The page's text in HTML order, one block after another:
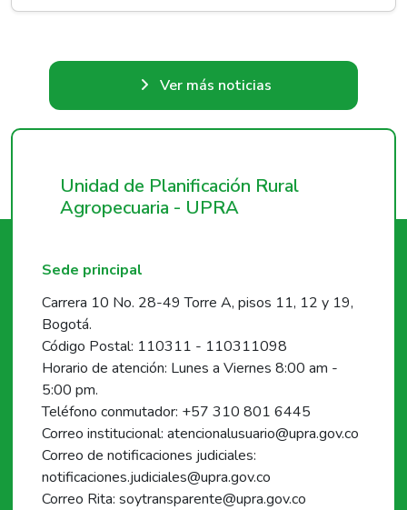
Ver más noticias
Unidad de Planificación Rural
Agropecuaria - UPRA
Sede principal
Carrera 10 No. 28-49 Torre A, pisos 11, 12 y 19,
Bogotá.
Código Postal: 110311 - 110311098
Horario de atención: Lunes a Viernes 8:00 am -
5:00 pm.
Teléfono conmutador: +57 310 801 6445
Correo institucional: atencionalusuario@upra.gov.co
Correo de notificaciones judiciales:
notificaciones.judiciales@upra.gov.co
Correo Rita: soytransparente@upra.gov.co